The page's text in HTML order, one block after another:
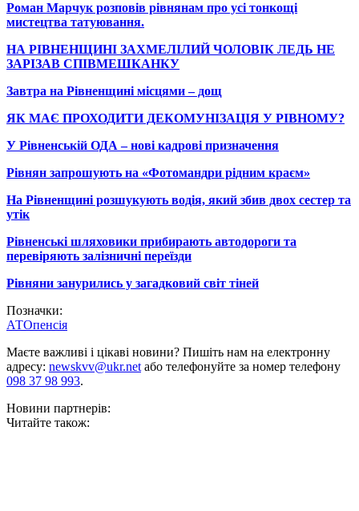
Роман Марчук розповів рівнянам про усі тонкощі
мистецтва татуювання.
НА РІВНЕНЩИНІ ЗАХМЕЛІЛИЙ ЧОЛОВІК ЛЕДЬ НЕ
ЗАРІЗАВ СПІВМЕШКАНКУ
Завтра на Рівненщині місцями – дощ
ЯК МАЄ ПРОХОДИТИ ДЕКОМУНІЗАЦІЯ У РІВНОМУ?
У Рівненській ОДА – нові кадрові призначення
Рівнян запрошують на «Фотомандри рідним краєм»
На Рівненщині розшукують водія, який збив двох сестер та
утік
Рівненські шляховики прибирають автодороги та
перевіряють залізничні переїзди
Рівняни занурились у загадковий світ тіней
Позначки:
АТОпенсія
Маєте важливі і цікаві новини? Пишіть нам на електронну
адресу: newskvv@ukr.netабо телефонуйте за номер телефону
098 37 98 993.
Новини партнерів:
Читайте також: